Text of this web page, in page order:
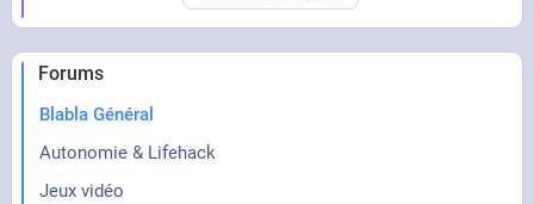
Forums
Blabla Général
Autonomie & Lifehack
Jeux vidéo